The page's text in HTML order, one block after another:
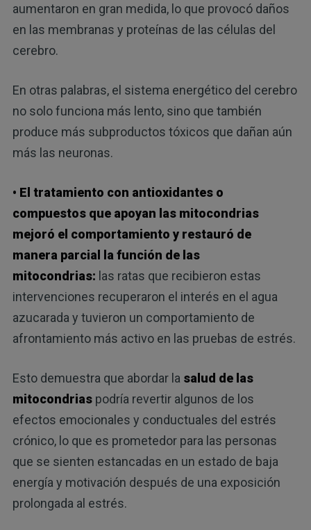
aumentaron en gran medida, lo que provocó daños
en las membranas y proteínas de las células del
cerebro.
En otras palabras, el sistema energético del cerebro
no solo funciona más lento, sino que también
produce más subproductos tóxicos que dañan aún
más las neuronas.
• El tratamiento con antioxidantes o
compuestos que apoyan las mitocondrias
mejoró el comportamiento y restauró de
manera parcial la función de las
mitocondrias: las ratas que recibieron estas
intervenciones recuperaron el interés en el agua
azucarada y tuvieron un comportamiento de
afrontamiento más activo en las pruebas de estrés.
Esto demuestra que abordar la salud de las
mitocondriaspodría revertir algunos de los
efectos emocionales y conductuales del estrés
crónico, lo que es prometedor para las personas
que se sienten estancadas en un estado de baja
energía y motivación después de una exposición
prolongada al estrés.